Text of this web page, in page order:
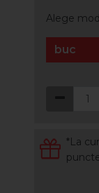
Alege
buc
*La